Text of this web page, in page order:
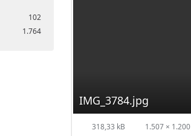
102
1.764
IMG_3784.jpg
318,33 kB 1.507 × 1.200